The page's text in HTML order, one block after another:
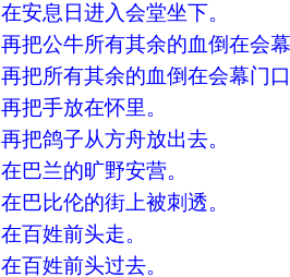
在安息日进入会堂坐下。
再把公牛所有其余的血倒在会
再把所有其余的血倒在会幕门
再把手放在怀里。
再把鸽子从方舟放出去。
在巴兰的旷野安营。
在巴比伦的街上被刺透。
在百姓前头走。
在百姓前头过去。